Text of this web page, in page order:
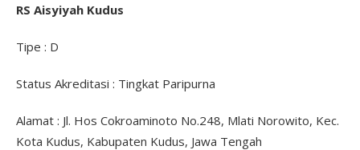
RS Aisyiyah Kudus
Tipe : D
Status Akreditasi : Tingkat Paripurna
Alamat : Jl. Hos Cokroaminoto No.248, Mlati Norowito, Kec.
Kota Kudus, Kabupaten Kudus, Jawa Tengah